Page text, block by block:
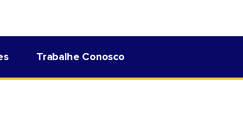
Trabalhe Conosco